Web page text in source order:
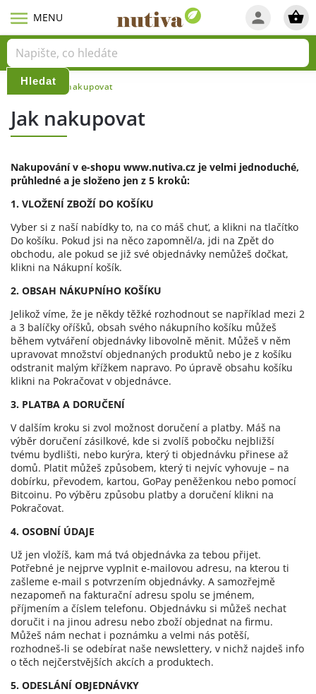
Hledat
Domů / Jak nakupovat
Jak nakupovat
Nakupování v e-shopu www.nutiva.cz je velmi jednoduché,
průhledné a je složeno jen z 5 kroků:
1. VLOŽENÍ ZBOŽÍ DO KOŠÍKU
Vyber si z naší nabídky to, na co máš chuť, a klikni na tlačítko
Do košíku. Pokud jsi na něco zapomněl/a, jdi na Zpět do
obchodu, ale pokud se již své objednávky nemůžeš dočkat,
klikni na Nákupní košík.
2. OBSAH NÁKUPNÍHO KOŠÍKU
Jelikož víme, že je někdy těžké rozhodnout se například mezi 2
a 3 balíčky oříšků, obsah svého nákupního košíku můžeš
během vytváření objednávky libovolně měnit. Můžeš v něm
upravovat množství objednaných produktů nebo je z košíku
odstranit malým křížkem napravo. Po úpravě obsahu košíku
klikni na Pokračovat v objednávce.
3. PLATBA A DORUČENÍ
V dalším kroku si zvol možnost doručení a platby. Máš na
výběr doručení zásilkové, kde si zvolíš pobočku nejbližší
tvému bydlišti, nebo kurýra, který ti objednávku přinese až
domů. Platit můžeš způsobem, který ti nejvíc vyhovuje – na
dobírku, převodem, kartou, GoPay peněženkou nebo pomocí
Bitcoinu. Po výběru způsobu platby a doručení klikni na
Pokračovat.
4. OSOBNÍ ÚDAJE
Už jen vložíš, kam má tvá objednávka za tebou přijet.
Potřebné je nejprve vyplnit e-mailovou adresu, na kterou ti
zašleme e-mail s potvrzením objednávky. A samozřejmě
nezapomeň na fakturační adresu spolu se jménem,
příjmením a číslem telefonu. Objednávku si můžeš nechat
doručit i na jinou adresu nebo zboží objednat na firmu.
Můžeš nám nechat i poznámku a velmi nás potěší,
rozhodneš-li se odebírat naše newslettery, v nichž najdeš info
o těch nejčerstvějších akcích a produktech.
5. ODESLÁNÍ OBJEDNÁVKY